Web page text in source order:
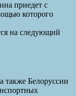
приедет с
которого
на следующий
также Белоруссии